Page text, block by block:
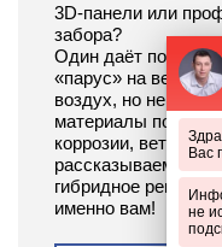
3D-панели или
забора?
Один даёт полную
«парус» на ветру.
воздух, но не
материалы по
коррозии,
рассказываем,
гибридное
именно вам!
Вас
не